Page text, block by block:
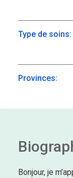
Type de soins:
Provinces:
Bonjour, je